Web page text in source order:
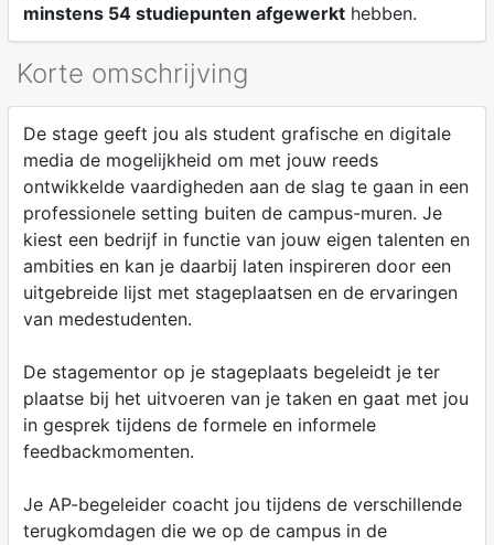
minstens 54 studiepunten afgewerkthebben.
Korte omschrijving
De stage geeft jou als student grafische en digitale
media de mogelijkheid om met jouw reeds
ontwikkelde vaardigheden aan de slag te gaan in een
professionele setting buiten de campus-muren. Je
kiest een bedrijf in functie van jouw eigen talenten en
ambities en kan je daarbij laten inspireren door een
uitgebreide lijst met stageplaatsen en de ervaringen
van medestudenten.
De stagementor op je stageplaats begeleidt je ter
plaatse bij het uitvoeren van je taken en gaat met jou
in gesprek tijdens de formele en informele
feedbackmomenten.
Je AP-begeleider coacht jou tijdens de verschillende
terugkomdagen die we op de campus in de